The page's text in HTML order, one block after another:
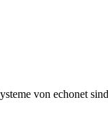
von echonet